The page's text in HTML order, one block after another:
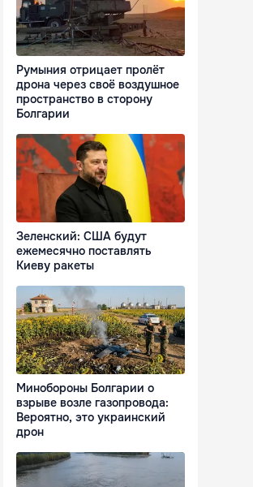
Румыния отрицает пролёт
дрона через своё воздушное
пространство в сторону
Болгарии
Зеленский: США будут
ежемесячно поставлять
Киеву ракеты
Минобороны Болгарии о
взрыве возле газопровода:
Вероятно, это украинский
дрон